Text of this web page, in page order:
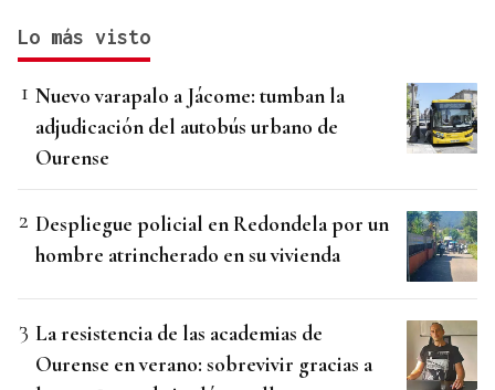
Lo más visto
Nuevo varapalo a Jácome: tumban la
adjudicación del autobús urbano de
Ourense
Despliegue policial en Redondela por un
hombre atrincherado en su vivienda
La resistencia de las academias de
Ourense en verano: sobrevivir gracias a